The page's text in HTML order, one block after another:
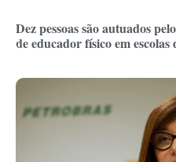
Dez pessoas são autuados
de educador físico em